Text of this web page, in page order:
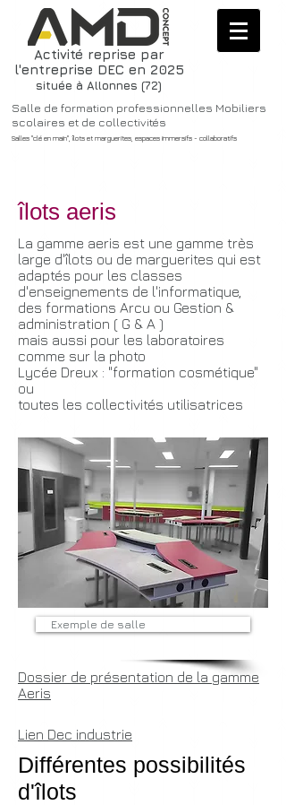
Activité reprise par
l'entreprise DEC en 2025
située à Allonnes (72)
Salle de formation professionnelles Mobiliers
scolaires et de collectivités
Salles "clé en main", îlots et marguerites, espaces immersifs - collaboratifs
îlots aeris
La gamme aeris est une gamme très
large d'îlots ou de marguerites qui est
adaptés pour les classes
d'enseignements de l'informatique,
des formations Arcu ou Gestion &
administration ( G & A )
mais aussi pour les laboratoires
comme sur la photo
Lycée Dreux : "formation cosmétique"
ou
toutes les collectivités utilisatrices
Exemple de salle
Dossier de présentation de la gamme
Aeris
Lien Dec industrie
Différentes possibilités
d'îlots